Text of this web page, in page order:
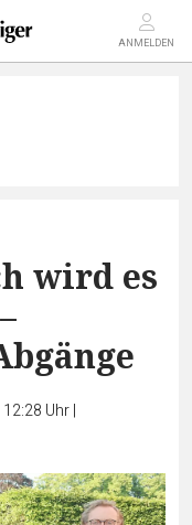
ANMELDEN
wird es
Uhr|